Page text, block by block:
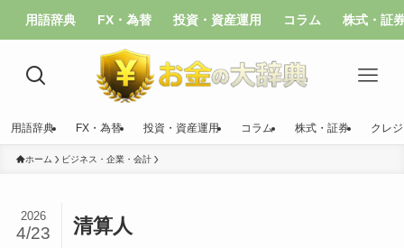
用語辞典 FX・為替 投資・資産運用 コラム 株式・証
用語辞典 FX・為替 投資・資産運用 コラム 株式・証券 クレ
ホーム ビジネス・企業・会計
清算人
2026
4/23